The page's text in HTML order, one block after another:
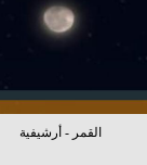
القمر - أرشيفية